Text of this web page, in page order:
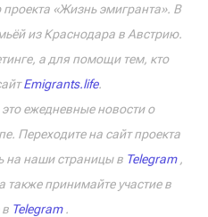
«Жизнь эмигранта». В
из Краснодара в Австрию.
а для помощи тем, кто
Emigrants.life.
ежедневные новости о
Переходите на сайт проекта
на наши страницы в Telegram,
также принимайте участие в
в Telegram.